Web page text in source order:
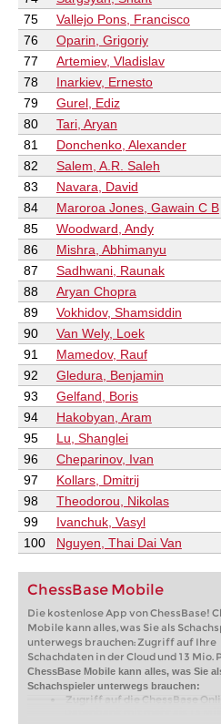
75
Vallejo Pons, Francisco
76
Oparin, Grigoriy
77
Artemiev, Vladislav
78
Inarkiev, Ernesto
79
Gurel, Ediz
80
Tari, Aryan
81
Donchenko, Alexander
82
Salem, A.R. Saleh
83
Navara, David
84
Maroroa Jones, Gawain C B
85
Woodward, Andy
86
Mishra, Abhimanyu
87
Sadhwani, Raunak
88
Aryan Chopra
89
Vokhidov, Shamsiddin
90
Van Wely, Loek
91
Mamedov, Rauf
92
Gledura, Benjamin
93
Gelfand, Boris
94
Hakobyan, Aram
95
Lu, Shanglei
96
Cheparinov, Ivan
97
Kollars, Dmitrij
98
Theodorou, Nikolas
99
Ivanchuk, Vasyl
100
Nguyen, Thai Dai Van
ChessBase Mobile
Die kostenlose App von ChessBase!
Mobile kann alles, was Sie als
unterwegs brauchen: Zugriff auf Ihre
Schachdaten in der Cloud und 13 Mio.
ChessBase Mobile kann alles, was Sie
Schachspieler unterwegs brauchen:
Zugriff auf die ChessBase